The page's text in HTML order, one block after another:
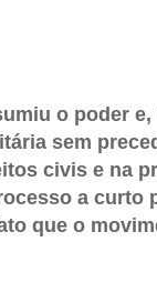
o poder
sem
civis e na
a curto
que o